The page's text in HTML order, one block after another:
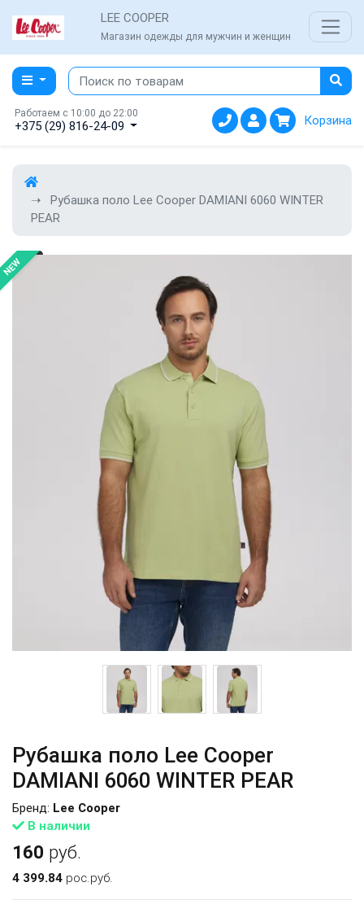
LEE COOPER
Магазин одежды для мужчин и женщин
Работаем с 10:00 до 22:00
+375 (29) 816-24-09 Корзина
Рубашка поло Lee Cooper DAMIANI 6060 WINTER
PEAR
NEW
Рубашка поло Lee Cooper
DAMIANI 6060 WINTER PEAR
В наличии
Бренд: Lee Cooper
160 руб.
4 399.84 рос.руб.